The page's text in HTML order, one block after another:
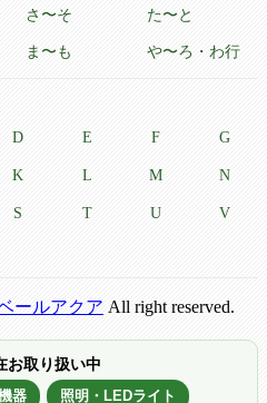
さ〜そ た〜と
ま〜も や〜ろ・わ行
D E F G
K L M N
S T U V
ールアクア All right reserved.
取り扱い中
器 照明・LEDライト